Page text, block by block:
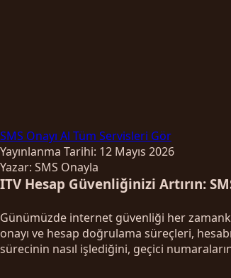
SMS Onayı Al Tüm Servisleri Gör
Yayınlanma Tarihi: 12 Mayıs 2026
Yazar: SMS Onayla
ITV Hesap Güvenliğinizi Artırın:
Günümüzde internet güvenliği her
onayı ve hesap doğrulama süreçleri,
sürecinin nasıl işlediğini, geçici